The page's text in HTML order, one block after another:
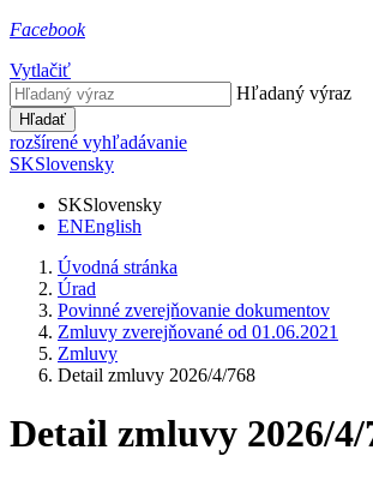
Facebook
Vytlačiť
Hľadaný výraz
Hľadať
rozšírené vyhľadávanie
SKSlovensky
SKSlovensky
ENEnglish
Úvodná stránka
Úrad
Povinné zverejňovanie dokumentov
Zmluvy zverejňované od 01.06.2021
Zmluvy
Detail zmluvy 2026/4/768
Detail zmluvy 2026/4/